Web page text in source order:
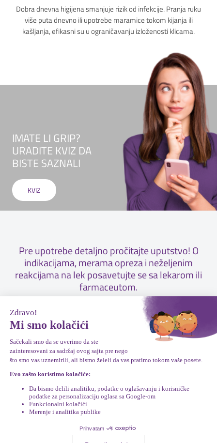
Dobra dnevna higijena smanjuje rizik od infekcije. Pranja ruku
više puta dnevno ili upotrebe maramice tokom kijanja ili
kašljanja, efikasni su u ograničavanju izloženosti klicama.
IMATE LI GRIP?
URADITE KVIZ DA
BISTE SAZNALI
KVIZ
Pre upotrebe detaljno pročitajte uputstvo! O
indikacijama, merama opreza i neželjenim
reakcijama na lek posavetujte se sa lekarom ili
farmaceutom.
Mapa stranice |Pravno obaveštenje
©UPSA SAS, Cristalia, 3 rue Joseph Monier, 92500 Rueil-Malmaison, France,